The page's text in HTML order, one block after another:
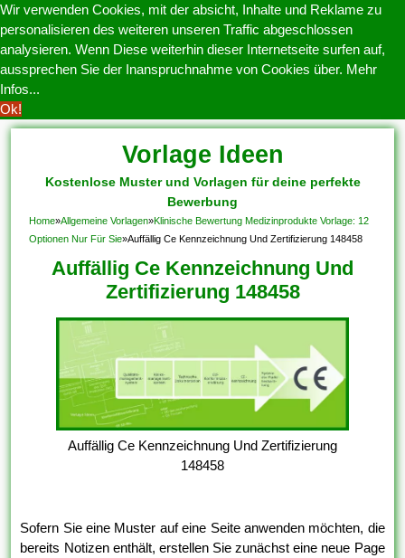
Wir verwenden Cookies, mit der absicht, Inhalte und Reklame zu
personalisieren des weiteren unseren Traffic abgeschlossen
analysieren. Wenn Diese weiterhin dieser Internetseite surfen auf,
aussprechen Sie der Inanspruchnahme von Cookies über. Mehr
Infos...
Ok!
Vorlage Ideen
Kostenlose Muster und Vorlagen für deine perfekte
Bewerbung
Home»Allgemeine Vorlagen»Klinische Bewertung Medizinprodukte Vorlage: 12
Optionen Nur Für Sie»Auffällig Ce Kennzeichnung Und Zertifizierung 148458
Auffällig Ce Kennzeichnung Und
Zertifizierung 148458
Auffällig Ce Kennzeichnung Und Zertifizierung
148458
Sofern Sie eine Muster auf eine Seite anwenden möchten, die
bereits Notizen enthält, erstellen Sie zunächst eine neue Page